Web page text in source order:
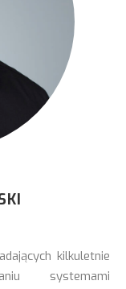
kilkuletnie
systemami